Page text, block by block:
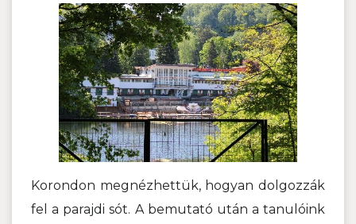
Korondon megnézhettük, hogyan dolgozzák
fel a parajdi sót. A bemutató után a tanulóink